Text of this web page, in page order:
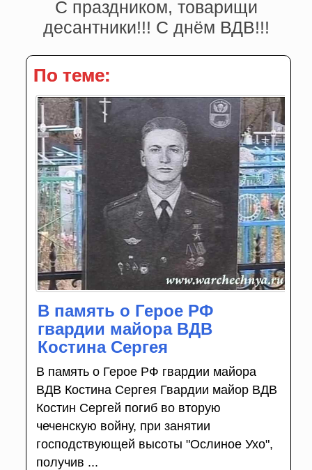
С праздником, товарищи
десантники!!! С днём ВДВ!!!
По теме:
В память о Герое РФ
гвардии майора ВДВ
Костина Сергея
В память о Герое РФ гвардии майора
ВДВ Костина Сергея Гвардии майор ВДВ
Костин Сергей погиб во вторую
чеченскую войну, при занятии
господствующей высоты "Ослиное Ухо",
получив ...